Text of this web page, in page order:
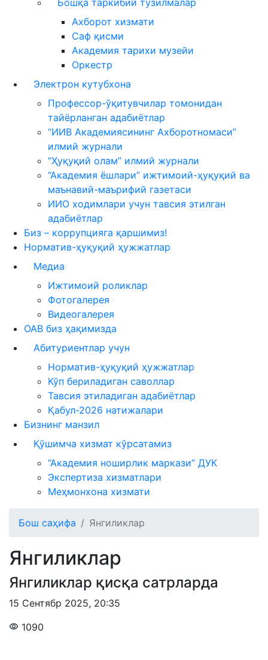
Бошқа таркибий тузилмалар
Ахборот хизмати
Саф қисми
Академия тарихи музейи
Оркестр
Электрон кутубхона
Профессор-ўқитувчилар томонидан
тайёрланган адабиётлар
“ИИВ Академиясининг Ахборотномаси”
илмий журнали
“Ҳуқуқий олам” илмий журнали
“Академия ёшлари” ижтимоий-ҳуқуқий ва
маънавий-маърифий газетаси
ИИО ходимлари учун тавсия этилган
адабиётлар
Биз – коррупцияга қаршимиз!
Норматив-ҳуқуқий ҳужжатлар
Медиа
Ижтимоий роликлар
Фотогалерея
Видеогалерея
ОАВ биз ҳақимизда
Абитуриентлар учун
Норматив-ҳуқуқий ҳужжатлар
Кўп бериладиган саволлар
Тавсия этиладиган адабиётлар
Қабул-2026 натижалари
Бизнинг манзил
Қўшимча хизмат кўрсатамиз
“Академия ноширлик маркази” ДУК
Экспертиза хизматлари
Меҳмонхона хизмати
Бош саҳифа Янгиликлар
Янгиликлар
Янгиликлар қисқа сатрларда
15 Сентябр 2025, 20:35
1090